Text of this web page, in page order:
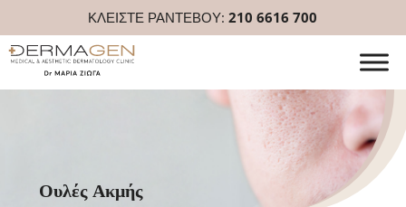
ΚΛΕΙΣΤΕ ΡΑΝΤΕΒΟΥ:210 6616 700
Ουλές Ακμής